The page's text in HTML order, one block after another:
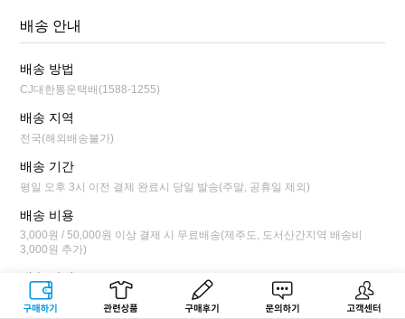
구매하기 관련상품 상품후기 문의하기 고객센터
배송 안내
배송 방법
CJ대한통운택배(1588-1255)
배송 지역
전국(해외배송불가)
배송 기간
평일 오후 3시 이전 결제 완료시 당일 발송(주말, 공휴일 제외)
배송 비용
3,000원 / 50,000원 이상 결제 시 무료배송(제주도, 도서산간지역 배송비
3,000원 추가)
배송 안내
평일 오후 3시 이전 결제 완료시 당일 발송됩니다.